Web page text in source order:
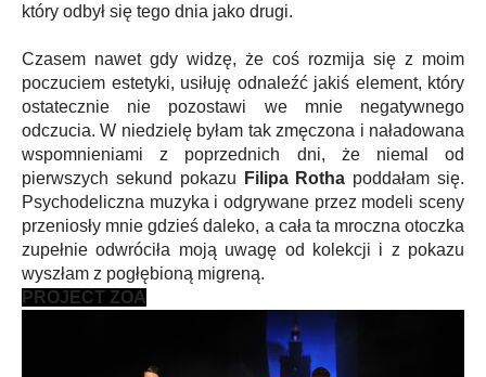
który odbył się tego dnia jako drugi.
Czasem nawet gdy widzę, że coś rozmija się z moim
poczuciem estetyki, usiłuję odnaleźć jakiś element, który
ostatecznie nie pozostawi we mnie negatywnego
odczucia. W niedzielę byłam tak zmęczona i naładowana
wspomnieniami z poprzednich dni, że niemal od
pierwszych sekund pokazu
Filipa Rotha poddałam się.
Psychodeliczna muzyka i odgrywane przez modeli sceny
przeniosły mnie gdzieś daleko, a cała ta mroczna otoczka
zupełnie odwróciła moją uwagę od kolekcji i z pokazu
wyszłam z pogłębioną migreną.
PROJECT ZOA